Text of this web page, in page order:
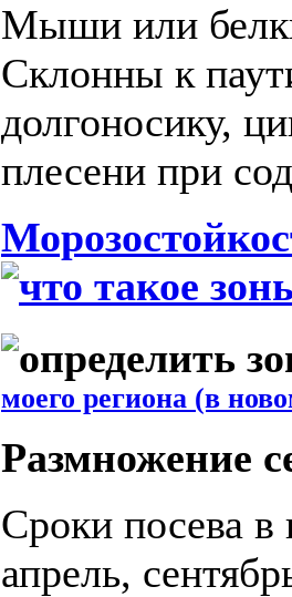
Мыши или
Склонны к
долгоносику,
плесени при
моего региона (в
Размножение
Сроки посева
апрель,